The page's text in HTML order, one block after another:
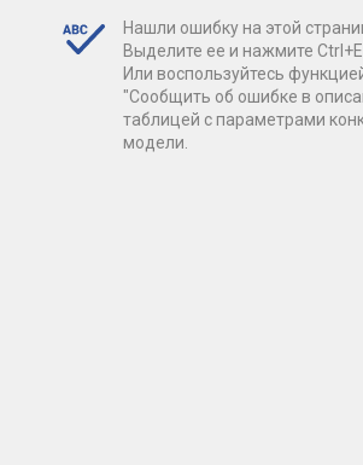
Нашли ошибку на этой
Выделите ее и нажмите
Или воспользуйтесь
"Сообщить об ошибке в
таблицей с параметрами
модели.